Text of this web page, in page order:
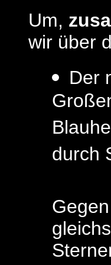
Um,
wir über
Der
durch